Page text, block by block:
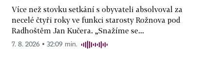
Více než stovku setkání s obyvateli absolvoval za
necelé čtyři roky ve funkci starosty Rožnova pod
Radhoštěm Jan Kučera. „Snažíme se...
7. 8. 2026 ▪ 32:09 min.